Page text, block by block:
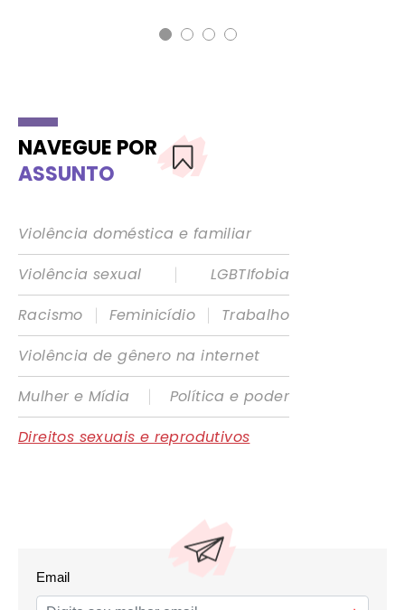
NAVEGUE POR
ASSUNTO
Violência doméstica e familiar
Violência sexual
|
LGBTIfobia
Racismo
| Feminicídio |
Trabalho
Violência de gênero na internet
Mulher e Mídia
|
Política e poder
Direitos sexuais e reprodutivos